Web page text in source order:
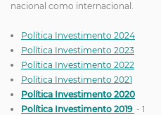
nacional como internacional.
Política Investimento 2024
Política Investimento 2023
Política Investimento 2022
Política Investimento 2021
Política Investimento 2020
Política Investimento 2019 - 1